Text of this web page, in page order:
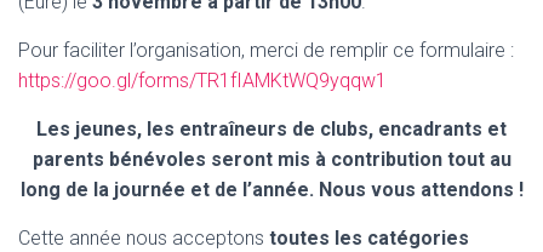
Pour faciliter l’organisation, merci de remplir ce formulaire :
https://goo.gl/forms/TR1fIAMKtWQ9yqqw1
Les jeunes, les entraîneurs de clubs, encadrants et
parents bénévoles seront mis à contribution tout au
long de la journée et de l’année. Nous vous attendons !
Cette année nous acceptons toutes les catégories